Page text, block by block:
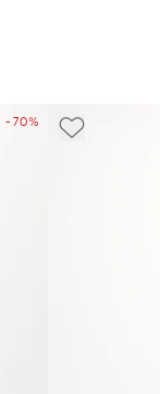
- 70%